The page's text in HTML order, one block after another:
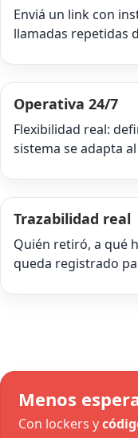
Enviá un link con
llamadas repetidas
Operativa 24/7
Flexibilidad real:
sistema se adapta
Trazabilidad real
Quién retiró, a qué
queda registrado
Menos
Con lockers y